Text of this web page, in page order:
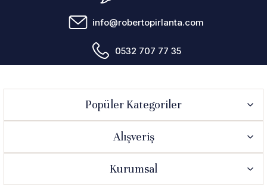
info@robertopirlanta.com
0532 707 77 35
Popüler Kategoriler
Alışveriş
Kurumsal